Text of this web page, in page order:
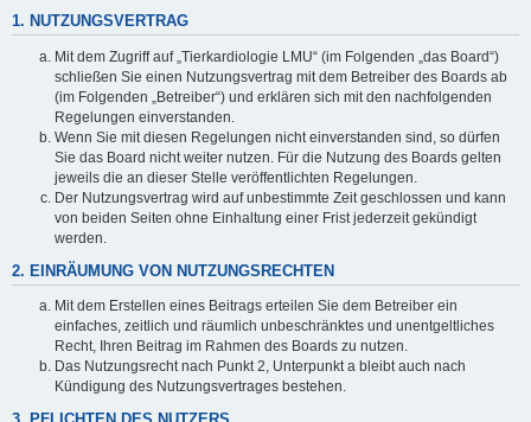
1. NUTZUNGSVERTRAG
Mit dem Zugriff auf „Tierkardiologie LMU“ (im Folgenden „das Board“)
schließen Sie einen Nutzungsvertrag mit dem Betreiber des Boards ab
(im Folgenden „Betreiber“) und erklären sich mit den nachfolgenden
Regelungen einverstanden.
Wenn Sie mit diesen Regelungen nicht einverstanden sind, so dürfen
Sie das Board nicht weiter nutzen. Für die Nutzung des Boards gelten
jeweils die an dieser Stelle veröffentlichten Regelungen.
Der Nutzungsvertrag wird auf unbestimmte Zeit geschlossen und kann
von beiden Seiten ohne Einhaltung einer Frist jederzeit gekündigt
werden.
2. EINRÄUMUNG VON NUTZUNGSRECHTEN
Mit dem Erstellen eines Beitrags erteilen Sie dem Betreiber ein
einfaches, zeitlich und räumlich unbeschränktes und unentgeltliches
Recht, Ihren Beitrag im Rahmen des Boards zu nutzen.
Das Nutzungsrecht nach Punkt 2, Unterpunkt a bleibt auch nach
Kündigung des Nutzungsvertrages bestehen.